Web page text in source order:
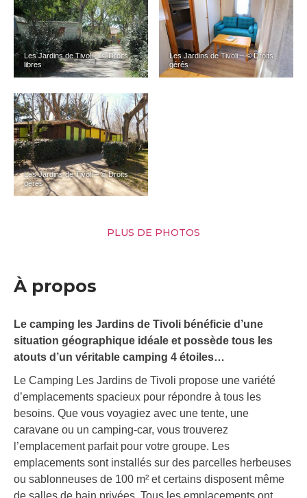
Les Jardins de Tivoli – © Droits
libres
Les Jardins de Tivoli – © Droits
gérés
Les Jardins de Tivoli – © Droits
gérés
PLUS DE PHOTOS
À propos
Le camping les Jardins de Tivoli bénéficie d’une
situation géographique idéale et possède tous les
atouts d’un véritable camping 4 étoiles…
Le Camping Les Jardins de Tivoli propose une variété
d’emplacements spacieux pour répondre à tous les
besoins. Que vous voyagiez avec une tente, une
caravane ou un camping-car, vous trouverez
l’emplacement parfait pour votre groupe. Les
emplacements sont installés sur des parcelles herbeuses
ou sablonneuses de 100 m² et certains disposent même